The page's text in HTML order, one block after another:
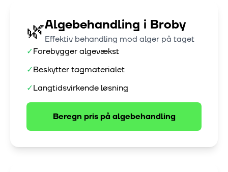
🌿Algebehandling i Broby
Effektiv behandling mod alger på taget
✓Forebygger algevækst
✓Beskytter tagmaterialet
✓Langtidsvirkende løsning
Beregn pris påalgebehandling